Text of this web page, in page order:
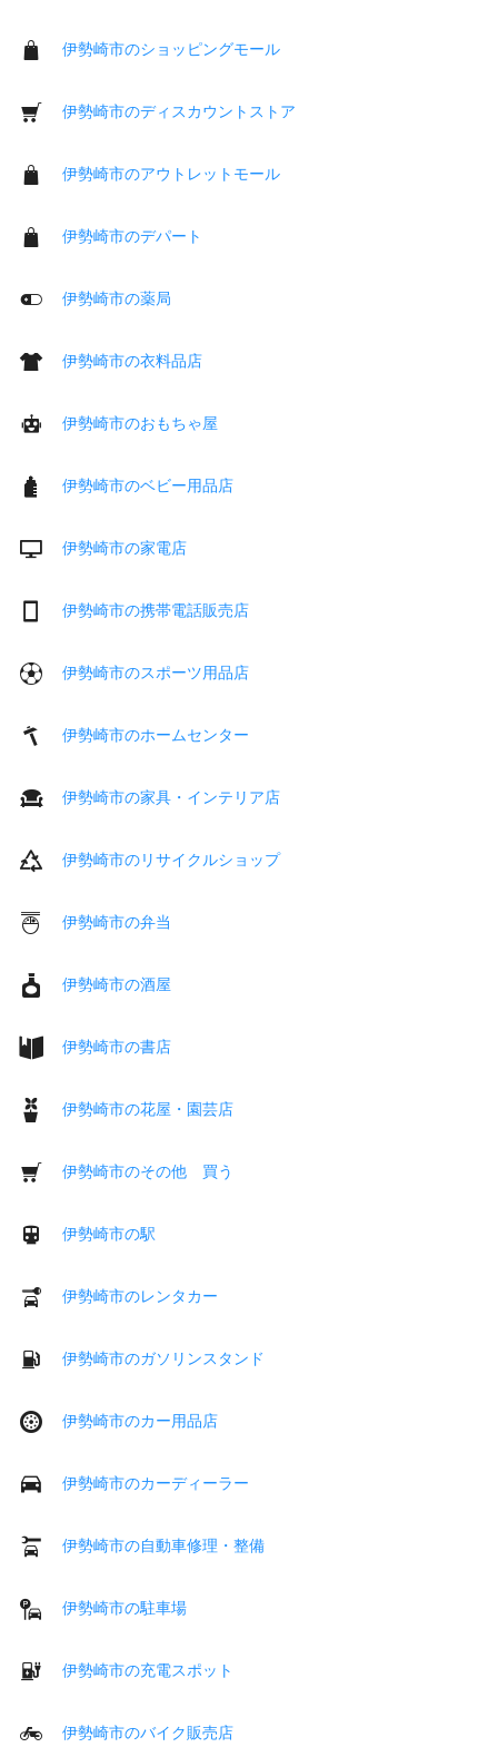
伊勢崎市のショッピングモール
伊勢崎市のディスカウントストア
伊勢崎市のアウトレットモール
伊勢崎市のデパート
伊勢崎市の薬局
伊勢崎市の衣料品店
伊勢崎市のおもちゃ屋
伊勢崎市のベビー用品店
伊勢崎市の家電店
伊勢崎市の携帯電話販売店
伊勢崎市のスポーツ用品店
伊勢崎市のホームセンター
伊勢崎市の家具・インテリア店
伊勢崎市のリサイクルショップ
伊勢崎市の弁当
伊勢崎市の酒屋
伊勢崎市の書店
伊勢崎市の花屋・園芸店
伊勢崎市のその他 買う
伊勢崎市の駅
伊勢崎市のレンタカー
伊勢崎市のガソリンスタンド
伊勢崎市のカー用品店
伊勢崎市のカーディーラー
伊勢崎市の自動車修理・整備
伊勢崎市の駐車場
伊勢崎市の充電スポット
伊勢崎市のバイク販売店